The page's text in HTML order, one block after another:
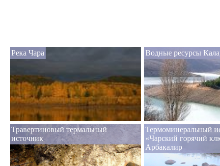
Река Чара Водные ресурсы
Травертиновый термальный
источник
Термоминеральный
«Чарский горячий
Арбакалир